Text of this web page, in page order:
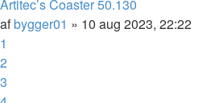
Artitec’s Coaster 50.130
afbygger01 » 10 aug 2023, 22:22
1
2
3